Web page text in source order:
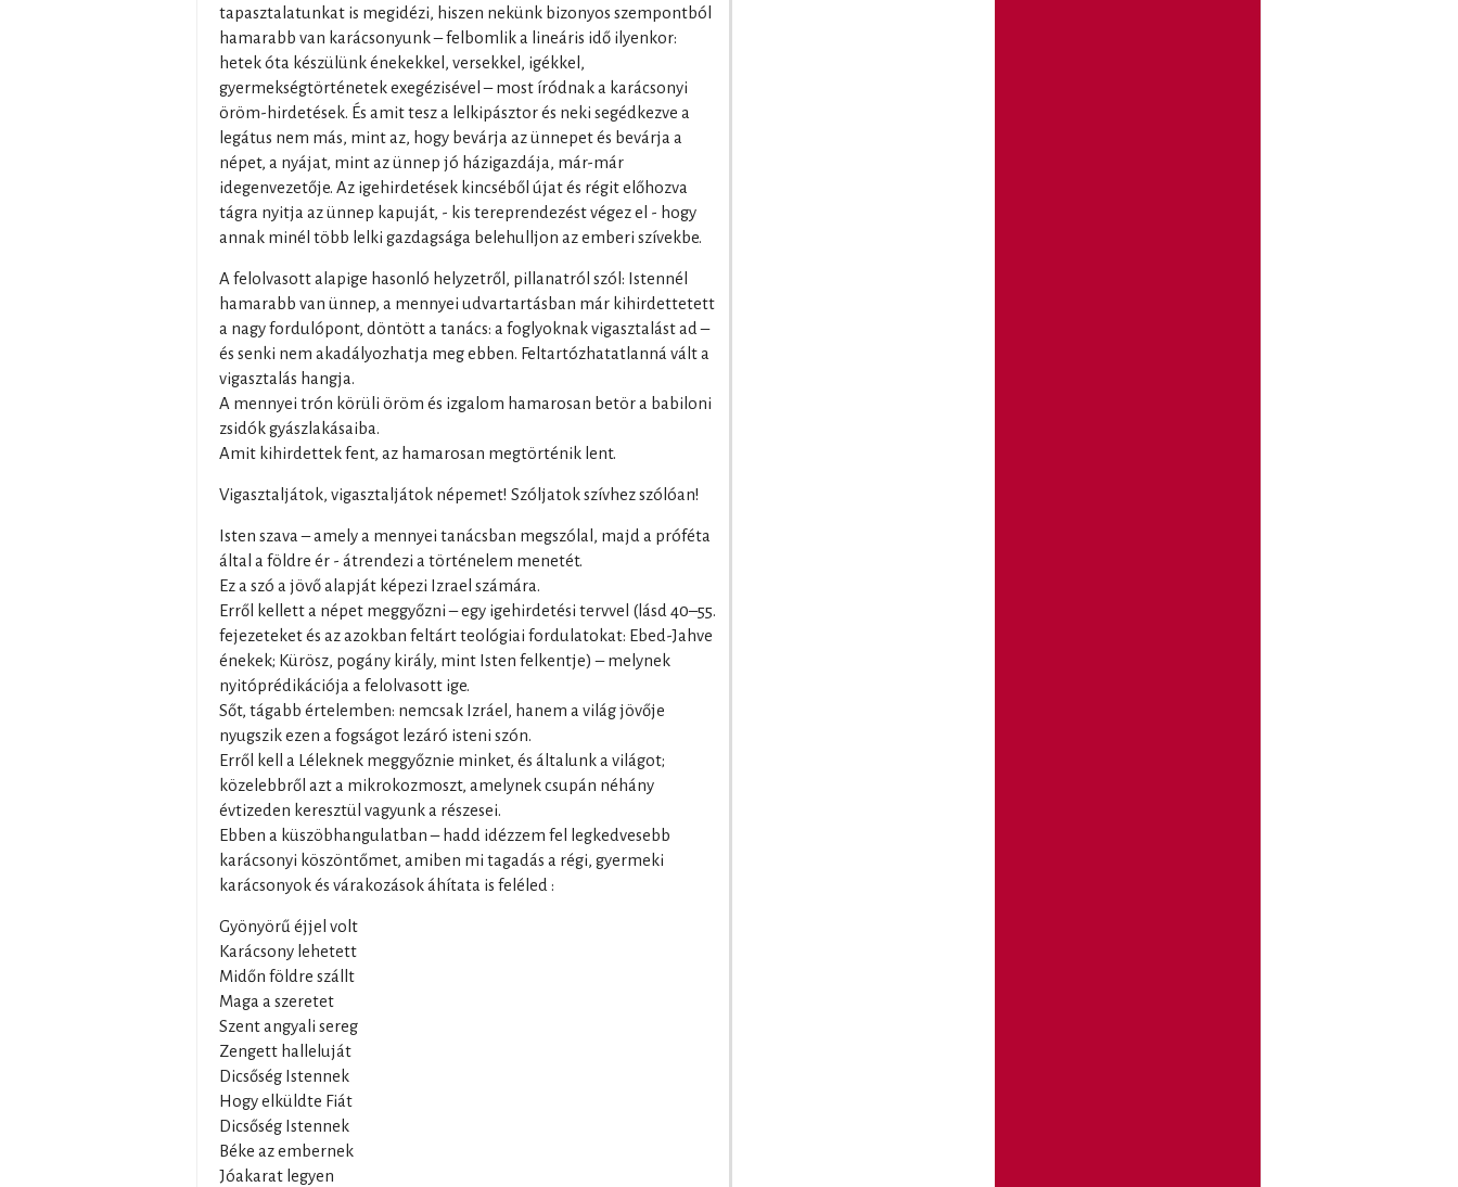
tapasztalatunkat is megidézi, hiszen nekünk bizonyos szempontból
hamarabb van karácsonyunk – felbomlik a lineáris idő ilyenkor:
hetek óta készülünk énekekkel, versekkel, igékkel,
gyermekségtörténetek exegézisével – most íródnak a karácsonyi
öröm-hirdetések. És amit tesz a lelkipásztor és neki segédkezve a
legátus nem más, mint az, hogy bevárja az ünnepet és bevárja a
népet, a nyájat, mint az ünnep jó házigazdája, már-már
idegenvezetője. Az igehirdetések kincséből újat és régit előhozva
tágra nyitja az ünnep kapuját, - kis tereprendezést végez el - hogy
annak minél több lelki gazdagsága belehulljon az emberi szívekbe.
A felolvasott alapige hasonló helyzetről, pillanatról szól: Istennél
hamarabb van ünnep, a mennyei udvartartásban már kihirdettetett
a nagy fordulópont, döntött a tanács: a foglyoknak vigasztalást ad –
és senki nem akadályozhatja meg ebben. Feltartózhatatlanná vált a
vigasztalás hangja.
A mennyei trón körüli öröm és izgalom hamarosan betör a babiloni
zsidók gyászlakásaiba.
Amit kihirdettek fent, az hamarosan megtörténik lent.
Vigasztaljátok, vigasztaljátok népemet! Szóljatok szívhez szólóan!
Isten szava – amely a mennyei tanácsban megszólal, majd a próféta
által a földre ér - átrendezi a történelem menetét.
Ez a szó a jövő alapját képezi Izrael számára.
Erről kellett a népet meggyőzni – egy igehirdetési tervvel (lásd 40–55.
fejezeteket és az azokban feltárt teológiai fordulatokat: Ebed-Jahve
énekek; Kürösz, pogány király, mint Isten felkentje) – melynek
nyitóprédikációja a felolvasott ige.
Sőt, tágabb értelemben: nemcsak Izráel, hanem a világ jövője
nyugszik ezen a fogságot lezáró isteni szón.
Erről kell a Léleknek meggyőznie minket, és általunk a világot;
közelebbről azt a mikrokozmoszt, amelynek csupán néhány
évtizeden keresztül vagyunk a részesei.
Ebben a küszöbhangulatban – hadd idézzem fel legkedvesebb
karácsonyi köszöntőmet, amiben mi tagadás a régi, gyermeki
karácsonyok és várakozások áhítata is feléled :
Gyönyörű éjjel volt
Karácsony lehetett
Midőn földre szállt
Maga a szeretet
Szent angyali sereg
Zengett halleluját
Dicsőség Istennek
Hogy elküldte Fiát
Dicsőség Istennek
Béke az embernek
Jóakarat legyen